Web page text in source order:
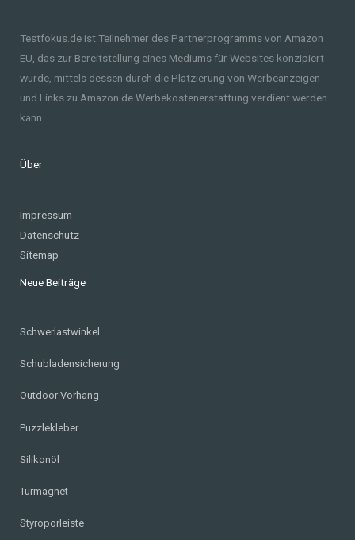
Testfokus.de ist Teilnehmer des Partnerprogramms von Amazon
EU, das zur Bereitstellung eines Mediums für Websites konzipiert
wurde, mittels dessen durch die Platzierung von Werbeanzeigen
und Links zu Amazon.de Werbekostenerstattung verdient werden
kann.
Über
Impressum
Datenschutz
Sitemap
Neue Beiträge
Schwerlastwinkel
Schubladensicherung
Outdoor Vorhang
Puzzlekleber
Silikonöl
Türmagnet
Styroporleiste